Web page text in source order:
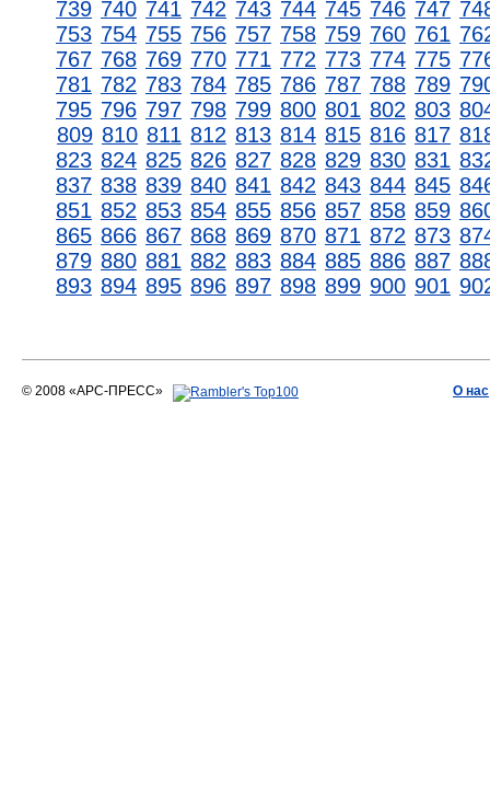
739 740 741 742 743 744 745 746 747
753 754 755 756 757 758 759 760 761
767 768 769 770 771 772 773 774 775
781 782 783 784 785 786 787 788 789
795 796 797 798 799 800 801 802 803
809 810 811 812 813 814 815 816 817
823 824 825 826 827 828 829 830 831
837 838 839 840 841 842 843 844 845
851 852 853 854 855 856 857 858 859
865 866 867 868 869 870 871 872 873
879 880 881 882 883 884 885 886 887
893 894 895 896 897 898 899 900 901
© 2008 «АРС-ПРЕСС» О нас